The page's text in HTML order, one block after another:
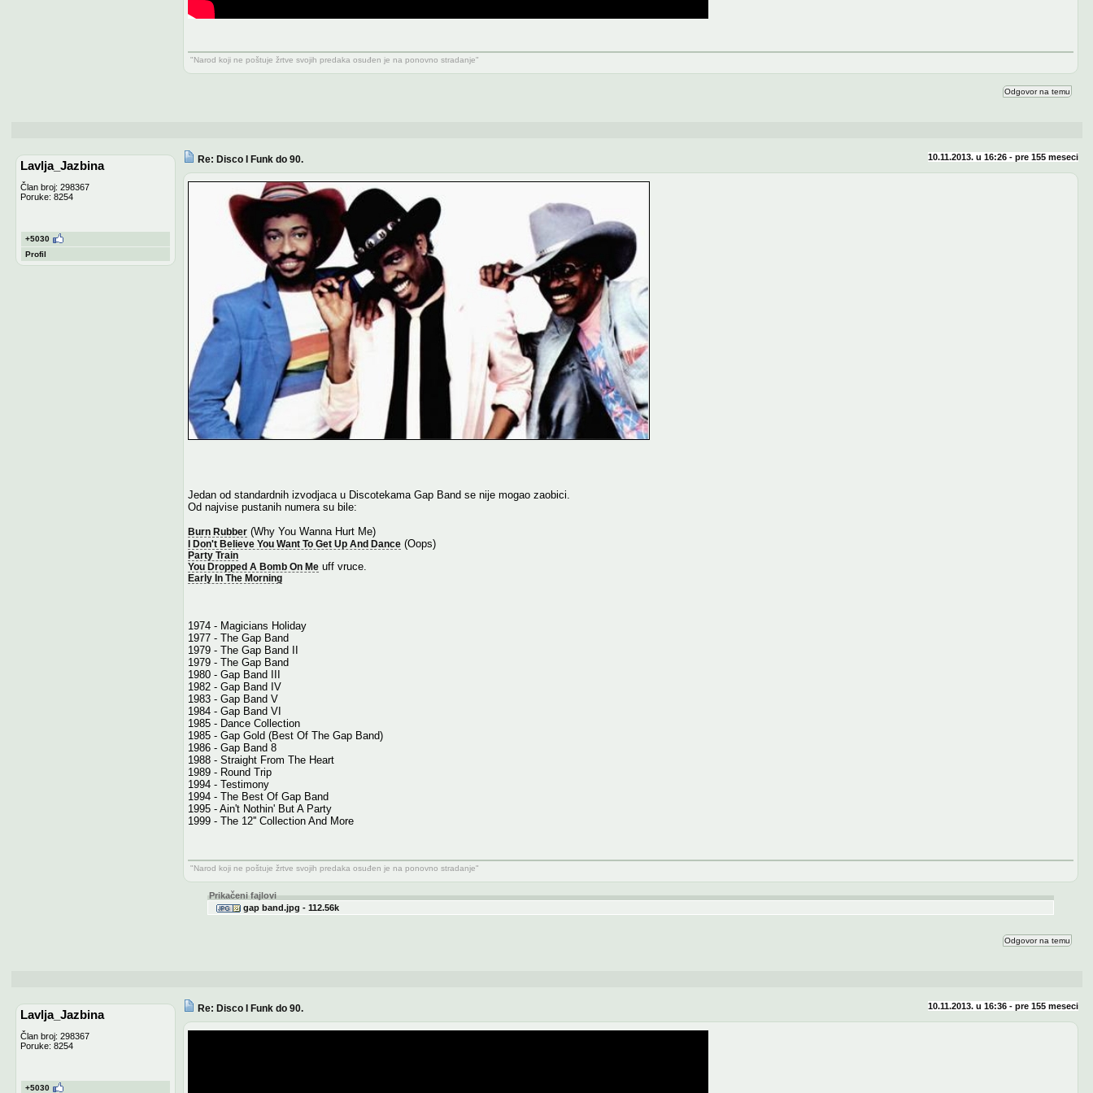
"Narod koji ne poštuje žrtve svojih predaka osuđen je na ponovno stradanje"
Odgovor na temu
Lavlja_Jazbina
Član broj: 298367
Poruke: 8254
+5030
Profil
Re: Disco I Funk do 90. 10.11.2013. u 16:26 - pre 155 meseci
Jedan od standardnih izvodjaca u Discotekama Gap Band se nije mogao zaobici.
Od najvise pustanih numera su bile:
Burn Rubber(Why You Wanna Hurt Me)
I Don't Believe You Want To Get Up And Dance(Oops)
Party Train
You Dropped A Bomb On Meuff vruce.
Early In The Morning
1974 - Magicians Holiday
1977 - The Gap Band
1979 - The Gap Band II
1979 - The Gap Band
1980 - Gap Band III
1982 - Gap Band IV
1983 - Gap Band V
1984 - Gap Band VI
1985 - Dance Collection
1985 - Gap Gold (Best Of The Gap Band)
1986 - Gap Band 8
1988 - Straight From The Heart
1989 - Round Trip
1994 - Testimony
1994 - The Best Of Gap Band
1995 - Ain't Nothin' But A Party
1999 - The 12'' Collection And More
"Narod koji ne poštuje žrtve svojih predaka osuđen je na ponovno stradanje"
Prikačeni fajlovi
gap band.jpg - 112.56k
Odgovor na temu
Lavlja_Jazbina
Član broj: 298367
Poruke: 8254
+5030
Re: Disco I Funk do 90. 10.11.2013. u 16:36 - pre 155 meseci